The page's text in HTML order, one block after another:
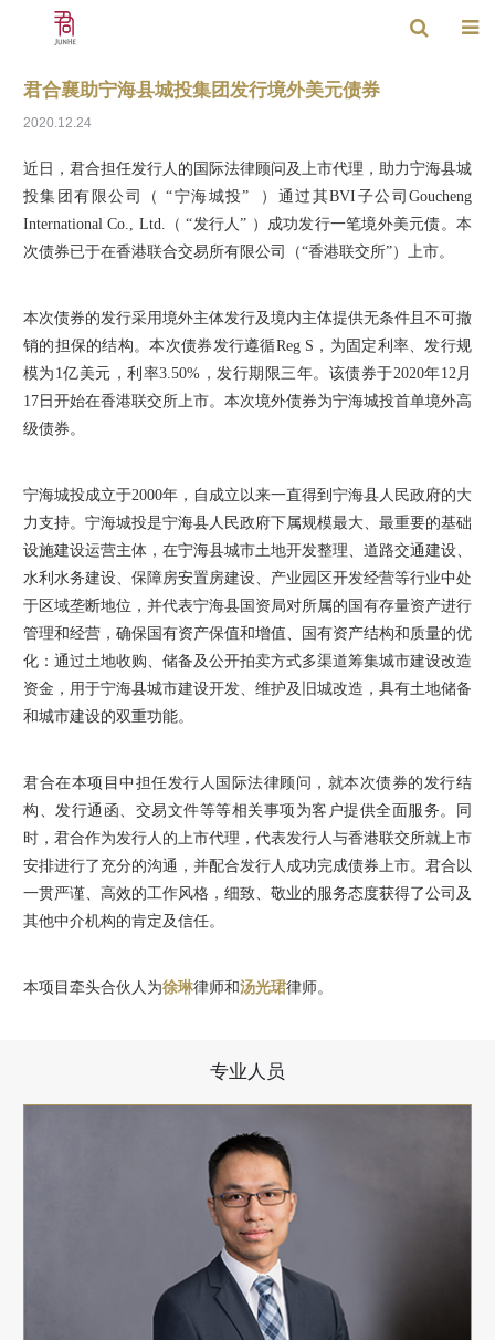
君合襄助宁海县城投集团发行境外美元债券
2020.12.24
近日，君合担任发行人的国际法律顾问及上市代理，助力宁海县城
投集团有限公司（ “宁海城投” ）通过其BVI子公司Goucheng
International Co., Ltd.（ “发行人” ）成功发行一笔境外美元债。本
次债券已于在香港联合交易所有限公司（“香港联交所”）上市。
本次债券的发行采用境外主体发行及境内主体提供无条件且不可撤
销的担保的结构。本次债券发行遵循Reg S，为固定利率、发行规
模为1亿美元，利率3.50%，发行期限三年。该债券于2020年12月
17日开始在香港联交所上市。本次境外债券为宁海城投首单境外高
级债券。
宁海城投成立于2000年，自成立以来一直得到宁海县人民政府的大
力支持。宁海城投是宁海县人民政府下属规模最大、最重要的基础
设施建设运营主体，在宁海县城市土地开发整理、道路交通建设、
水利水务建设、保障房安置房建设、产业园区开发经营等行业中处
于区域垄断地位，并代表宁海县国资局对所属的国有存量资产进行
管理和经营，确保国有资产保值和增值、国有资产结构和质量的优
化：通过土地收购、储备及公开拍卖方式多渠道筹集城市建设改造
资金，用于宁海县城市建设开发、维护及旧城改造，具有土地储备
和城市建设的双重功能。
君合在本项目中担任发行人国际法律顾问，就本次债券的发行结
构、发行通函、交易文件等等相关事项为客户提供全面服务。同
时，君合作为发行人的上市代理，代表发行人与香港联交所就上市
安排进行了充分的沟通，并配合发行人成功完成债券上市。君合以
一贯严谨、高效的工作风格，细致、敬业的服务态度获得了公司及
其他中介机构的肯定及信任。
本项目牵头合伙人为徐琳律师和汤光珺律师。
专业人员